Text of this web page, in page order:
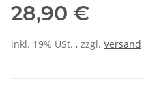
28,90 €
inkl. 19% USt. , zzgl. Versand